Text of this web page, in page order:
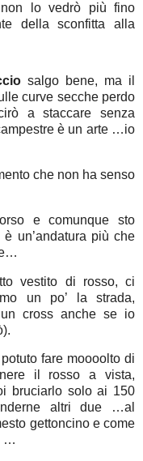
lo vedrò più fino
della sconfitta alla
salgo bene, ma il
curve secche perdo
a staccare senza
è un arte …io
che non ha senso
e comunque sto
un’andatura più che
vestito di rosso, ci
un po’ la strada,
cross anche se io
fare moooolto di
il rosso a vista,
bruciarlo solo ai 150
altri due …al
gettoncino e come
…